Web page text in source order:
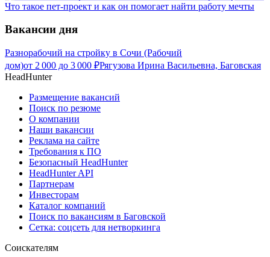
Что такое пет-проект и как он помогает найти работу мечты
Вакансии дня
Разнорабочий на стройку в Сочи (Рабочий
дом)от 2 000 до 3 000 ₽Рягузова Ирина Васильевна, Баговская
HeadHunter
Размещение вакансий
Поиск по резюме
О компании
Наши вакансии
Реклама на сайте
Требования к ПО
Безопасный HeadHunter
HeadHunter API
Партнерам
Инвесторам
Каталог компаний
Поиск по вакансиям в Баговской
Сетка: соцсеть для нетворкинга
Соискателям